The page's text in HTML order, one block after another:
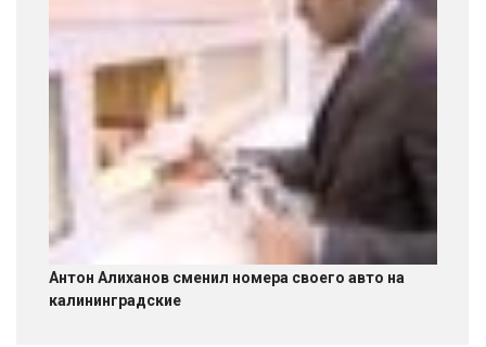
Антон Алиханов сменил номера своего авто на
калининградские